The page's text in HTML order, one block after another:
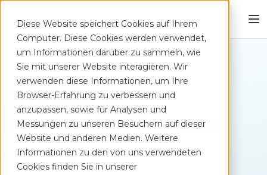
Diese Website speichert Cookies auf Ihrem
Computer. Diese Cookies werden verwendet,
um Informationen darüber zu sammeln, wie
Sie mit unserer Website interagieren. Wir
verwenden diese Informationen, um Ihre
Browser-Erfahrung zu verbessern und
anzupassen, sowie für Analysen und
Messungen zu unseren Besuchern auf dieser
Website und anderen Medien. Weitere
Informationen zu den von uns verwendeten
Cookies finden Sie in unserer
„ViViRA“-
Instruction for use
Version 11.0, January 30, 2023